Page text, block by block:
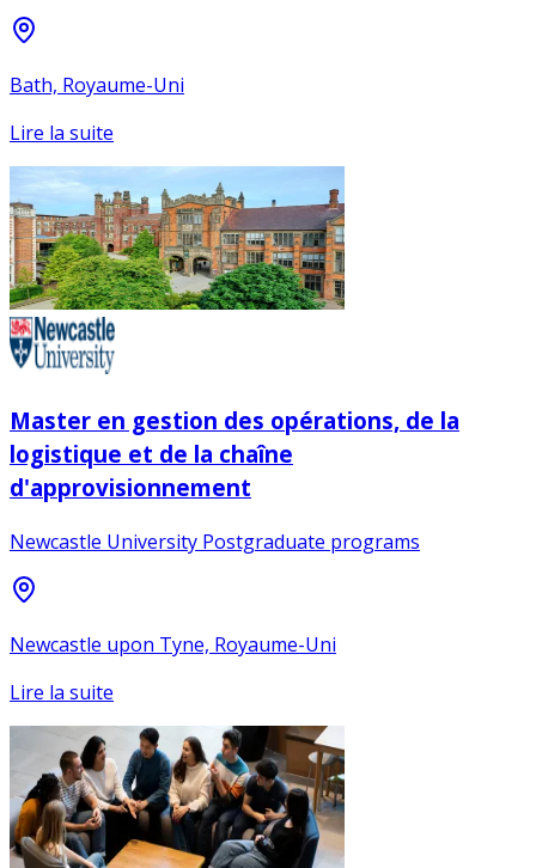
Bath, Royaume-Uni
Lire la suite
Master en gestion des opérations, de la
logistique et de la chaîne
d'approvisionnement
Newcastle University Postgraduate programs
Newcastle upon Tyne, Royaume-Uni
Lire la suite